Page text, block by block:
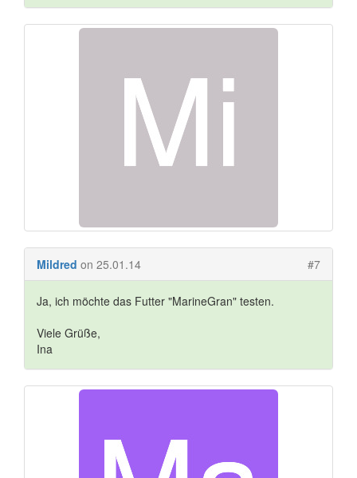
Mildred on 25.01.14 #7
Ja, ich möchte das Futter "MarineGran" testen.
Viele Grüße,
Ina